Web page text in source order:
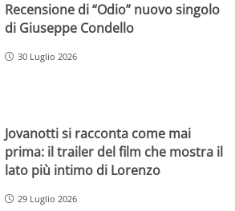
Recensione di “Odio” nuovo singolo
di Giuseppe Condello
30 Luglio 2026
Jovanotti si racconta come mai
prima: il trailer del film che mostra il
lato più intimo di Lorenzo
29 Luglio 2026